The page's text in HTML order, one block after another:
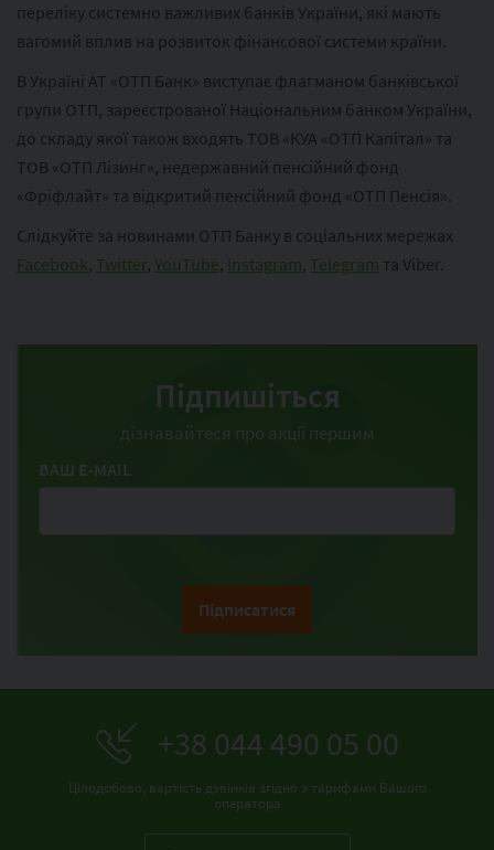
переліку системно важливих банків України, які мають
вагомий вплив на розвиток фінансової системи країни.
В Україні АТ «ОТП Банк» виступає флагманом банківської
групи ОТП, зареєстрованої Національним банком України,
до складу якої також входять ТОВ «КУА «ОТП Капітал» та
ТОВ «ОТП Лізинг», недержавний пенсійний фонд
«Фріфлайт» та відкритий пенсійний фонд «ОТП Пенсія».
Слідкуйте за новинами ОТП Банку в соціальних мережах
Facebook, Twitter, YouTube, Instagram, Telegram та Viber.
Підпишіться
дізнавайтеся про акції першим
ВАШ E-MAIL
Підписатися
+38 044 490 05 00
Цілодобово, вартість дзвінків згідно з тарифами Вашого
оператора